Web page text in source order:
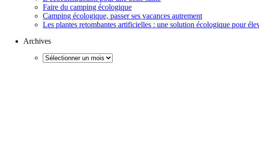
Faire du camping écologique
Camping écologique, passer ses vacances autrement
Les plantes retombantes artificielles : une solution écologique pour
Archives